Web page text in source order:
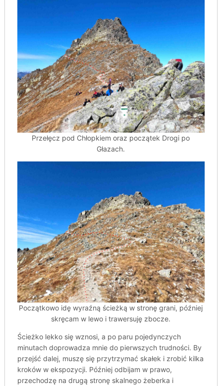
Przełęcz pod Chłopkiem oraz początek Drogi po
Głazach.
Początkowo idę wyraźną ścieżką w stronę grani, później
skręcam w lewo i trawersuję zbocze.
Ścieżko lekko się wznosi, a po paru pojedynczych
minutach doprowadza mnie do pierwszych trudności. By
przejść dalej, muszę się przytrzymać skałek i zrobić kilka
kroków w ekspozycji. Później odbijam w prawo,
przechodzę na drugą stronę skalnego żeberka i